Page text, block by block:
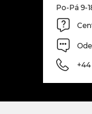
Po-Pá 9-
+44